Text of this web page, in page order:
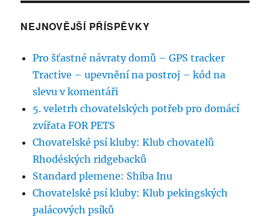
NEJNOVĚJŠÍ PŘÍSPĚVKY
Pro šťastné návraty domů – GPS tracker
Tractive – upevnění na postroj – kód na
slevu v komentáři
5. veletrh chovatelských potřeb pro domácí
zvířata FOR PETS
Chovatelské psí kluby: Klub chovatelů
Rhodéských ridgebacků
Standard plemene: Shiba Inu
Chovatelské psí kluby: Klub pekingských
palácových psíků